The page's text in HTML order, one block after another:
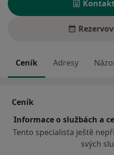
Ceník Adresy
Ceník
Informace o službách a
Tento specialista ještě
svých